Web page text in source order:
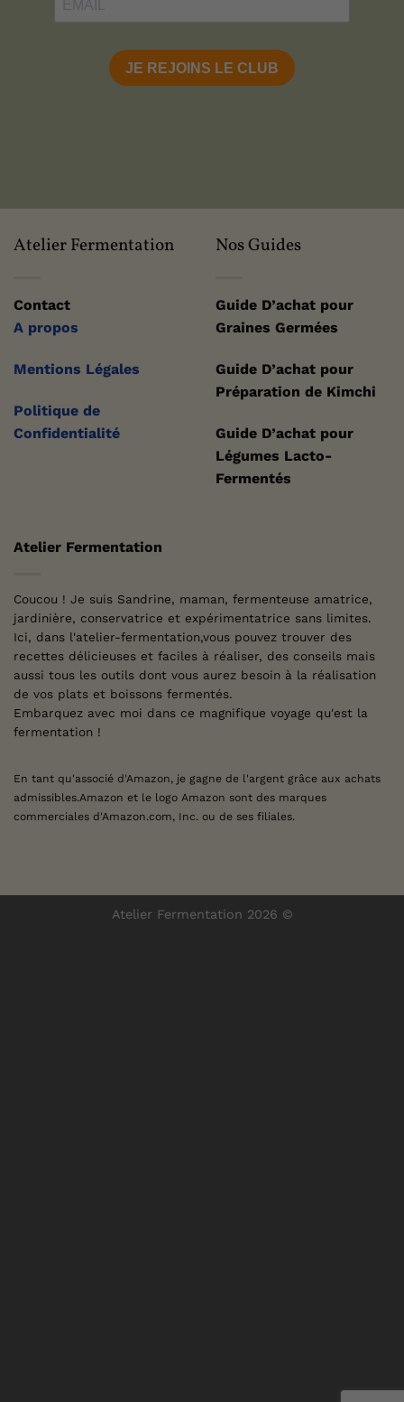
Atelier Fermentation
Contact
A propos
Mentions Légales
Politique de
Confidentialité
Nos Guides
Guide D’achat pour
Graines Germées
Guide D’achat pour
Préparation de Kimchi
Guide D’achat pour
Légumes Lacto-
Fermentés
Atelier Fermentation
Coucou ! Je suis Sandrine, maman, fermenteuse amatrice,
jardinière, conservatrice et expérimentatrice sans limites.
Ici, dans l'atelier-fermentation,vous pouvez trouver des
recettes délicieuses et faciles à réaliser, des conseils mais
aussi tous les outils dont vous aurez besoin à la réalisation
de vos plats et boissons fermentés.
Embarquez avec moi dans ce magnifique voyage qu'est la
fermentation !
En tant qu'associé d'Amazon, je gagne de l'argent grâce aux achats
admissibles.Amazon et le logo Amazon sont des marques
commerciales d'Amazon.com, Inc. ou de ses filiales.
Atelier Fermentation 2026 ©